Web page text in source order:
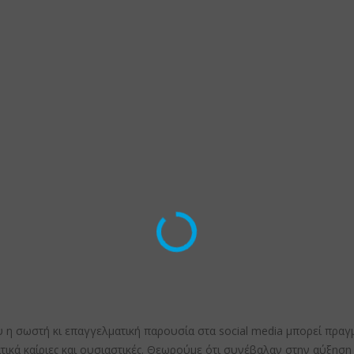
σωστή κι επαγγελματική παρουσία στα social media μπορεί
καίριες και ουσιαστικές. Θεωρούμε ότι συνέβαλαν στην